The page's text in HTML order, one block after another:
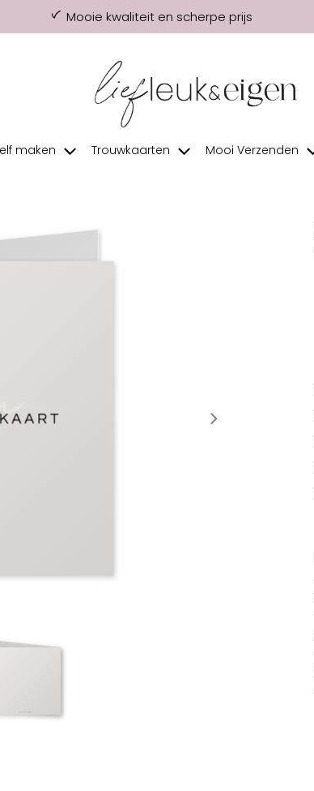
Mooie kwaliteit en scherpe prijs
maken Trouwkaarten Mooi Verzenden